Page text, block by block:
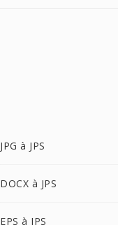
JPG à JPS
DOCX à JPS
EPS à JPS